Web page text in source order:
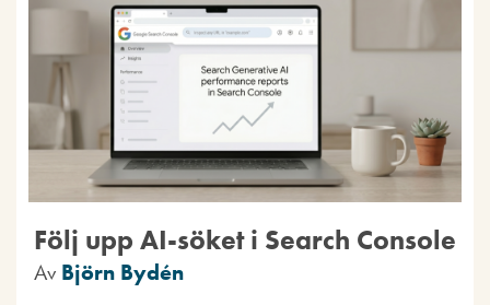
Följ upp AI-söket i Search Console
Av Björn Bydén